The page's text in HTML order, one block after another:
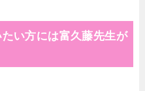
い方には富久藤先生が